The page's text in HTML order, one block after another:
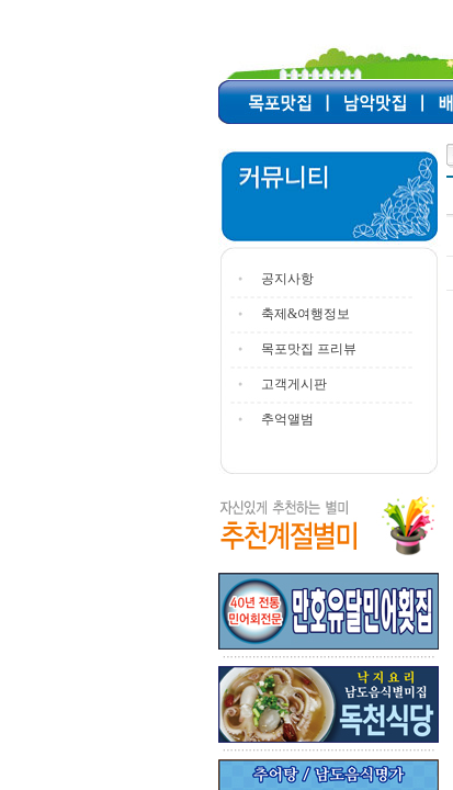
공지사항
축제&여행정보
목포맛집 프리뷰
고객게시판
추억앨범